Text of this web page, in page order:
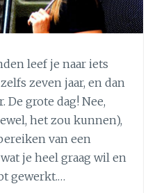
leef je naar iets
zeven jaar, en dan
De grote dag! Nee,
het zou kunnen),
van een
je heel graag wil en
gewerkt.…